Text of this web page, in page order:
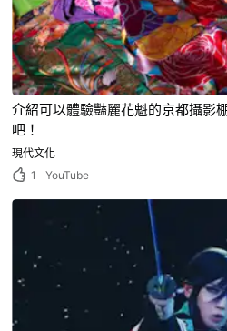
介紹可以體驗豔麗花魁的京都攝影
吧！
現代文化
1
YouTube